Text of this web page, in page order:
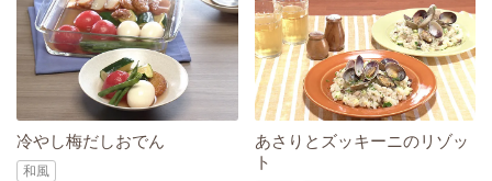
冷やし梅だしおでん
和風
あさりとズッキーニのリゾッ
ト